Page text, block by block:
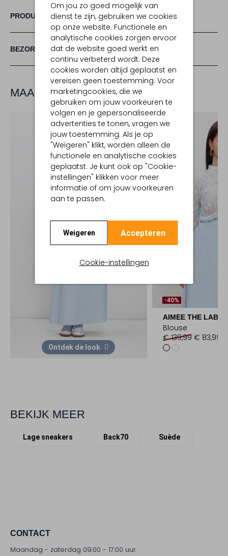
Om jou zo goed mogelijk van
dienst te zijn, gebruiken we cookies
op onze website. Functionele en
analytische cookies zorgen ervoor
dat de website goed werkt en
continu verbeterd wordt. Deze
cookies worden altijd geplaatst en
vereisen geen toestemming. Voor
marketingcookies, die we
gebruiken om jouw voorkeuren te
volgen en je gepersonaliseerde
advertenties te tonen, vragen we
jouw toestemming. Als je op
"Weigeren" klikt, worden alleen de
functionele en analytische cookies
geplaatst. Je kunt ook op "Cookie-
instellingen" klikken voor meer
informatie of om jouw voorkeuren
aan te passen.
Weigeren Accepteren
Cookie-instellingen
PRODUCT INFORMATIE
BEZORGEN & RETOURNEREN
MAAK JE LOOK COMPLEET
Ontdek de look
-40%
AIMEE THE LABEL
Blouse
€ 139,99 € 83,99
BEKIJK MEER
Lage sneakers Back70 Suède
CONTACT
Maandag - zaterdag 09:00 - 17:00 uur